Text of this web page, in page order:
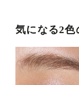
気になる2色